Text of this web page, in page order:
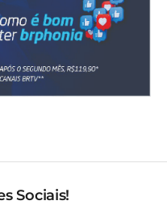
Sociais!